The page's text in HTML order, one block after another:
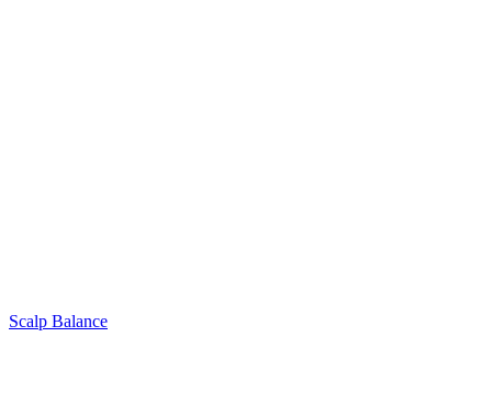
Scalp Balance